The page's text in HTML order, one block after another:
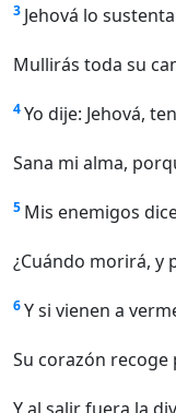
3 Jehová lo
Mullirás toda su
4Yo dije: Jehová,
Sana mi alma,
5 Mis enemigos
¿Cuándo morirá, y
6Y si vienen a
Su corazón recoge